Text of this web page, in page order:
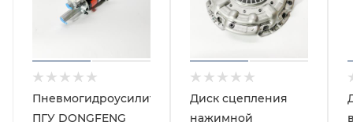
Пневмогидроусилитель
ПГУ DONGFENG
Диск сцепления
нажимной